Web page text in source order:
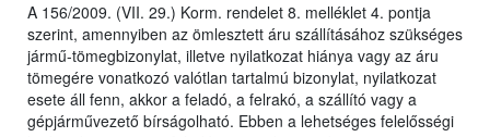
A 156/2009. (VII. 29.) Korm. rendelet 8. melléklet 4. pontja
szerint, amennyiben az ömlesztett áru szállításához szükséges
jármű-tömegbizonylat, illetve nyilatkozat hiánya vagy az áru
tömegére vonatkozó valótlan tartalmú bizonylat, nyilatkozat
esete áll fenn, akkor a feladó, a felrakó, a szállító vagy a
gépjárművezető bírságolható. Ebben a lehetséges felelősségi